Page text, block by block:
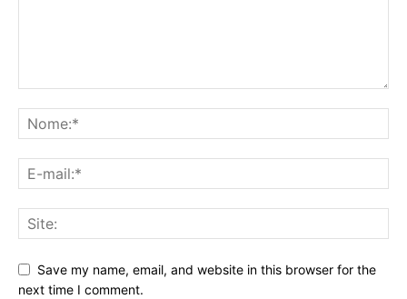
Save my name, email, and website in this browser for the
next time I comment.